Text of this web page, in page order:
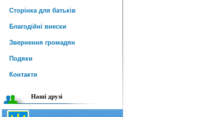
Сторінка для батьків
Благодійні внески
Звернення громадян
Подяки
Контакти
Наші друзі